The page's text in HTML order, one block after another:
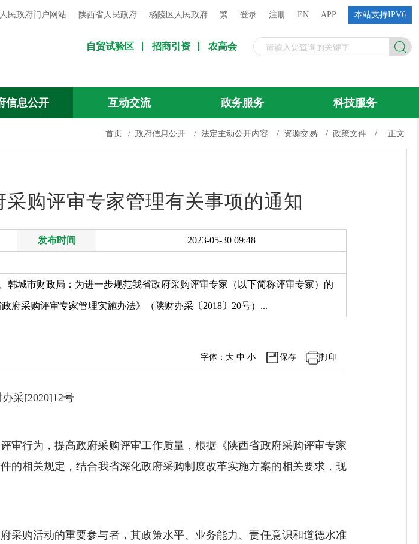
民政府门户网站 陕西省人民政府 杨陵区人民政府 繁 登录 注册 EN APP 本站支持IPV6
自贸试验区 招商引资 农高会
信息公开 互动交流 政务服务 科技服务
首页 / 政府信息公开 / 法定主动公开内容 / 资源交易 / 政策文件 / 正文
购评审专家管理有关事项的通知
发布时间 2023-05-30 09:48
韩城市财政局：为进一步规范我省政府采购评审专家（以下简称评审专家）的
府采购评审专家管理实施办法》（陕财办采〔2018〕20号）...
打印
保存
字体： 大 中 小
办采[2020]12号
审行为，提高政府采购评审工作质量，根据《陕西省政府采购评审专家
的相关规定，结合我省深化政府采购制度改革实施方案的相关要求，现
采购活动的重要参与者，其政策水平、业务能力、责任意识和道德水准